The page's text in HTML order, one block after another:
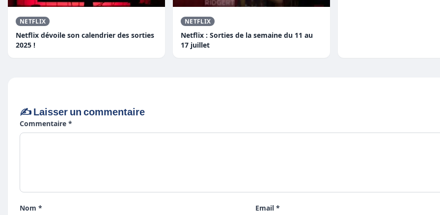
NETFLIX
Netflix dévoile son calendrier des sorties
2025 !
NETFLIX
Netflix : Sorties de la semaine du 11 au
17 juillet
✍️ Laisser un commentaire
Commentaire *
Nom * Email *